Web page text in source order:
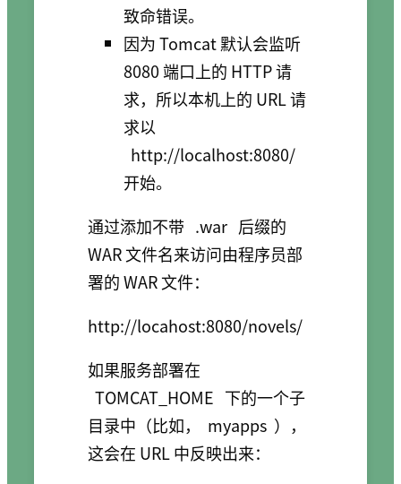
致命错误。
因为 Tomcat 默认会监听
8080 端口上的 HTTP 请
求，所以本机上的 URL 请
求以
http://localhost:8080/
开始。
通过添加不带 .war 后缀的
WAR 文件名来访问由程序员部
署的 WAR 文件：
如果服务部署在
TOMCAT_HOME 下的一个子
目录中（比如，
myapps ），
这会在 URL 中反映出来：